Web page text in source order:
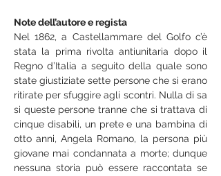
Note dell’autore e regista
Nel 1862, a Castellammare del Golfo c’è
stata la prima rivolta antiunitaria dopo il
Regno d’Italia a seguito della quale sono
state giustiziate sette persone che si erano
ritirate per sfuggire agli scontri. Nulla di sa
si queste persone tranne che si trattava di
cinque disabili, un prete e una bambina di
otto anni, Angela Romano, la persona più
giovane mai condannata a morte; dunque
nessuna storia può essere raccontata se